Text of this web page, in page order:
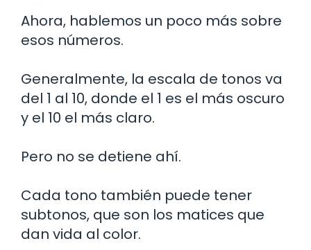
Ahora, hablemos un poco más sobre
esos números.
Generalmente, la escala de tonos va
del 1 al 10, donde el 1 es el más oscuro
y el 10 el más claro.
Pero no se detiene ahí.
Cada tono también puede tener
subtonos, que son los matices que
dan vida al color.